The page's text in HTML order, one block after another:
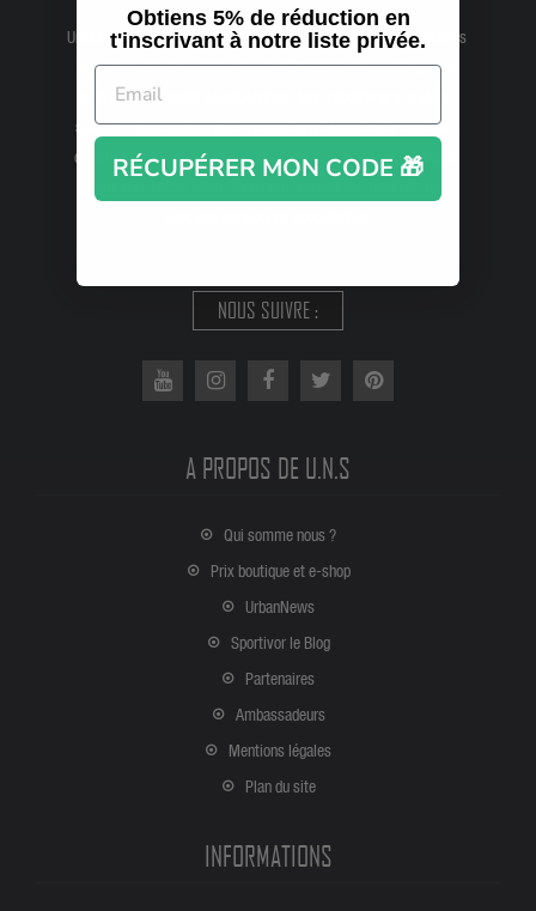
Urban-Nutri-Shop.com, spécialiste des compléments alimentaires
Premium et de la nutrition depuis 2012. Fort d'un catalogue de
plus de 85 marques sélectionnées, nous répondons à tous les
sportifs : musculation, MMA, course à pied, avec des protéines,
créatines, brûle-graisses, multivitamines… et de l'alimentation
NOUS SUIVRE :
A PROPOS DE U.N.S
Qui somme nous ?
Prix boutique et e-shop
UrbanNews
Sportivor le Blog
Partenaires
Ambassadeurs
Mentions légales
Plan du site
INFORMATIONS
Obtiens 5% de réduction en
t'inscrivant à notre liste privée.
RÉCUPÉRER MON CODE 🎁